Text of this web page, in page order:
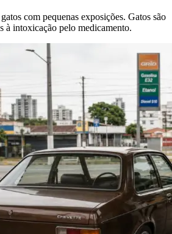
com pequenas exposições. Gatos são
à intoxicação pelo medicamento.